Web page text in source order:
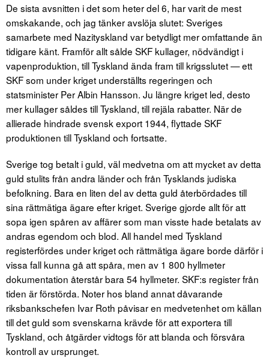
De sista avsnitten i det som heter del 6, har varit de mest
omskakande, och jag tänker avslöja slutet: Sveriges
samarbete med Nazityskland var betydligt mer omfattande än
tidigare känt. Framför allt sålde SKF kullager, nödvändigt i
vapenproduktion, till Tyskland ända fram till krigsslutet — ett
SKF som under kriget underställts regeringen och
statsminister Per Albin Hansson. Ju längre kriget led, desto
mer kullager såldes till Tyskland, till rejäla rabatter. När de
allierade hindrade svensk export 1944, flyttade SKF
produktionen till Tyskland och fortsatte.
Sverige tog betalt i guld, väl medvetna om att mycket av detta
guld stulits från andra länder och från Tysklands judiska
befolkning. Bara en liten del av detta guld återbördades till
sina rättmätiga ägare efter kriget. Sverige gjorde allt för att
sopa igen spåren av affärer som man visste hade betalats av
andras egendom och blod. All handel med Tyskland
registerfördes under kriget och rättmätiga ägare borde därför i
vissa fall kunna gå att spåra, men av 1 800 hyllmeter
dokumentation återstår bara 54 hyllmeter. SKF:s register från
tiden är förstörda. Noter hos bland annat dåvarande
riksbankschefen Ivar Roth påvisar en medvetenhet om källan
till det guld som svenskarna krävde för att exportera till
Tyskland, och åtgärder vidtogs för att blanda och försvåra
kontroll av ursprunget.